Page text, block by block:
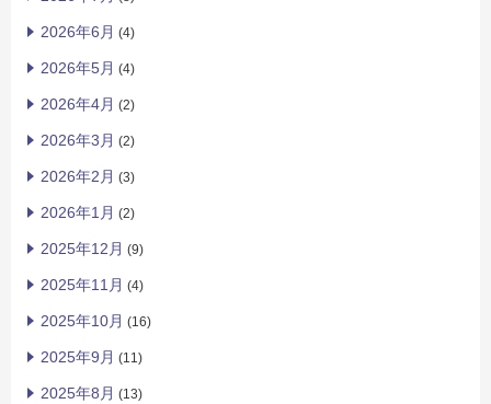
2026年6月 (4)
2026年5月 (4)
2026年4月 (2)
2026年3月 (2)
2026年2月 (3)
2026年1月 (2)
2025年12月 (9)
2025年11月 (4)
2025年10月 (16)
2025年9月 (11)
2025年8月 (13)